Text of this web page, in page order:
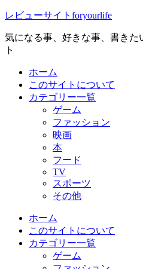
レビューサイトforyourlife
気になる事、好きな事、書きた
ト
ホーム
このサイトについて
カテゴリー一覧
ゲーム
ファッション
映画
本
フード
TV
スポーツ
その他
ホーム
このサイトについて
カテゴリー一覧
ゲーム